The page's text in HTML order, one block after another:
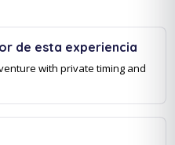
de esta experiencia
with private timing and